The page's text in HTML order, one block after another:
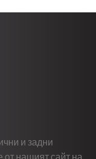
и задни
от нашият сайт на